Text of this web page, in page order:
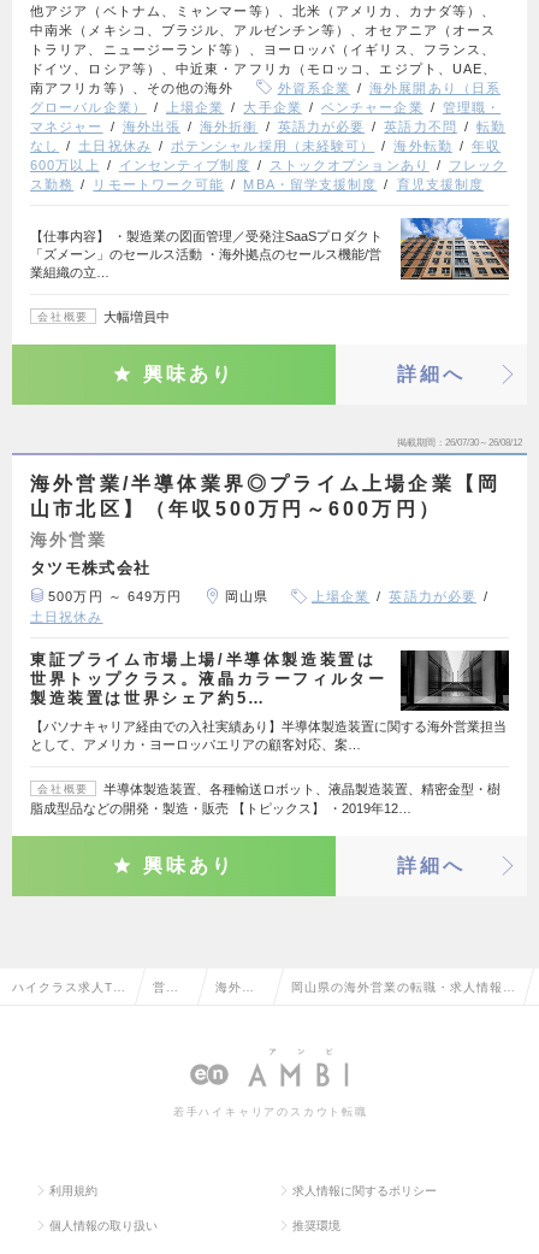
他アジア（ベトナム、ミャンマー等）、北米（アメリカ、カナダ等）、
中南米（メキシコ、ブラジル、アルゼンチン等）、オセアニア（オース
トラリア、ニュージーランド等）、ヨーロッパ（イギリス、フランス、
ドイツ、ロシア等）、中近東・アフリカ（モロッコ、エジプト、UAE、
南アフリカ等）、その他の海外
外資系企業
海外展開あり（日系
グローバル企業）
上場企業 大手企業 ベンチャー企業
管理職・
マネジャー
海外出張 海外折衝 英語力が必要 英語力不問
転勤
なし
土日祝休み ポテンシャル採用（未経験可） 海外転勤
年収
600万以上
インセンティブ制度 ストックオプションあり
フレック
ス勤務
リモートワーク可能 MBA・留学支援制度 育児支援制度
【仕事内容】 ・製造業の図面管理／受発注SaaSプロダクト
「ズメーン」のセールス活動 ・海外拠点のセールス機能/営
業組織の立…
会社概要 大幅増員中
興味あり 詳細へ
掲載期間 26/07/30～26/08/12
海外営業/半導体業界◎プライム上場企業【岡
山市北区】（年収500万円～600万円）
海外営業
タツモ株式会社
500万円 ～ 649万円 岡山県 上場企業
英語力が必要
土日祝休み
東証プライム市場上場/半導体製造装置は
世界トップクラス。液晶カラーフィルター
製造装置は世界シェア約5…
【パソナキャリア経由での入社実績あり】半導体製造装置に関する海外営業担当
として、アメリカ・ヨーロッパエリアの顧客対応、案…
会社概要
半導体製造装置、各種輸送ロボット、液晶製造装置、精密金型・樹
脂成型品などの開発・製造・販売 【トピックス】 ・2019年12…
興味あり 詳細へ
ハイクラス求人TO 営業 海外営 岡山県の海外営業の転職・求人情報一
若手ハイキャリアのスカウト転職
利用規約 求人情報に関するポリシー
個人情報の取り扱い 推奨環境